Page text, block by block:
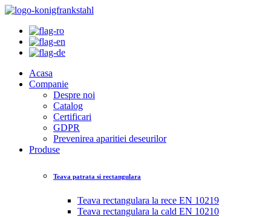
Acasa
Companie
Despre noi
Catalog
Certificari
GDPR
Prevenirea aparitiei deseurilor
Produse
Teava patrata si rectangulara
Teava rectangulara la rece EN 10219
Teava rectangulara la cald EN 10210